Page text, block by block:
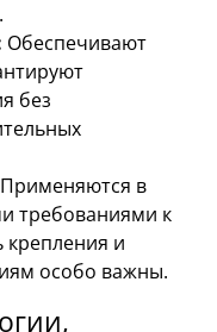
Обеспечивают
без
Применяются в
требованиями к
крепления и
особо важны.